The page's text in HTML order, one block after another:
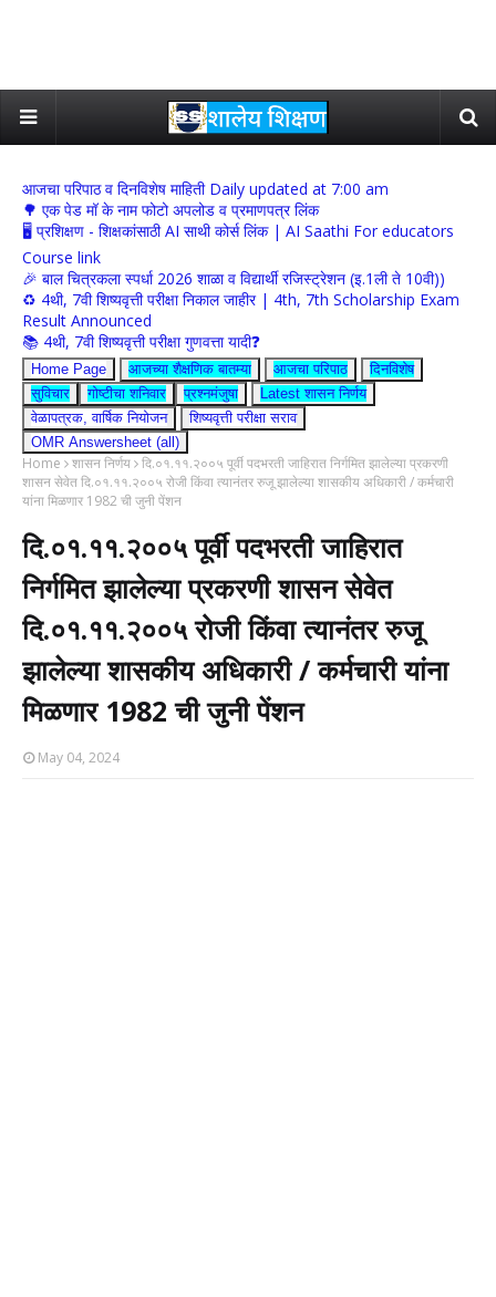
आजचा परिपाठ व दिनविशेष माहिती Daily updated at 7:00 am
🌳 एक पेड मॉ के नाम फोटो अपलोड व प्रमाणपत्र लिंक
🖥 प्रशिक्षण - शिक्षकांसाठी AI साथी कोर्स लिंक | AI Saathi For educators
Course link
🎉 बाल चित्रकला स्पर्धा 2026 शाळा व विद्यार्थी रजिस्ट्रेशन (इ.1ली ते 10वी))
♻️ 4थी, 7वी शिष्यवृत्ती परीक्षा निकाल जाहीर | 4th, 7th Scholarship Exam
Result Announced
📚 4थी, 7वी शिष्यवृत्ती परीक्षा गुणवत्ता यादी❓
Home Page आजच्या शैक्षणिक बातम्या आजचा परिपाठ
दिनविशेष
सुविचार
गोष्टीचा शनिवार प्रश्नमंजुषा
Latest शासन निर्णय
वेळापत्रक, वार्षिक नियोजन
शिष्यवृत्ती परीक्षा सराव
OMR Answersheet (all)
Home शासन निर्णय दि.०१.११.२००५ पूर्वी पदभरती जाहिरात निर्गमित झालेल्या प्रकरणी
शासन सेवेत दि.०१.११.२००५ रोजी किंवा त्यानंतर रुजू झालेल्या शासकीय अधिकारी / कर्मचारी
यांना मिळणार 1982 ची जुनी पेंशन
दि.०१.११.२००५ पूर्वी पदभरती जाहिरात
निर्गमित झालेल्या प्रकरणी शासन सेवेत
दि.०१.११.२००५ रोजी किंवा त्यानंतर रुजू
झालेल्या शासकीय अधिकारी / कर्मचारी यांना
मिळणार 1982 ची जुनी पेंशन
May 04, 2024